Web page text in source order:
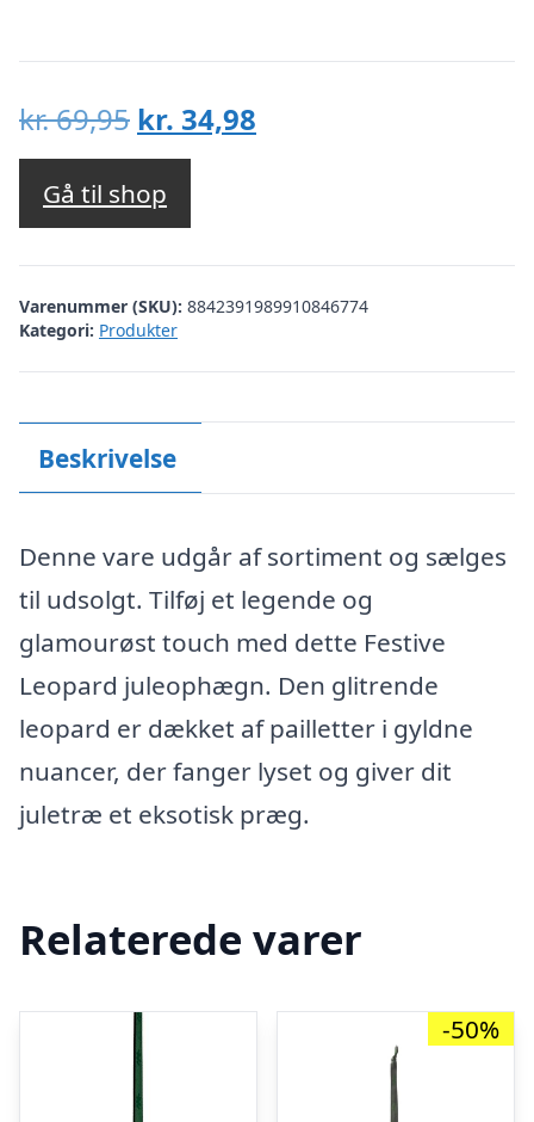
kr.69,95 Den
oprindelige
pris
var:
kr. 69,95.
kr. 34,98
kr. 34,98.
Gå til shop
Varenummer (SKU): 8842391989910846774
Kategori: Produkter
Beskrivelse
Denne vare udgår af sortiment og sælges
til udsolgt. Tilføj et legende og
glamourøst touch med dette Festive
Leopard juleophægn. Den glitrende
leopard er dækket af pailletter i gyldne
nuancer, der fanger lyset og giver dit
juletræ et eksotisk præg.
Relaterede varer
-50%